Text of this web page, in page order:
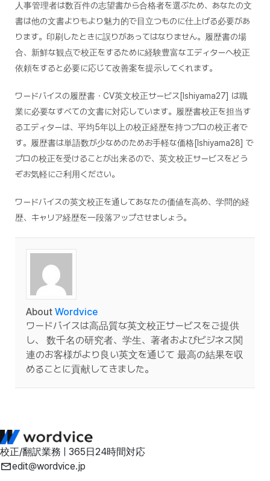
人事管理者は数百件の志望書から合格者を選ぶため、あなたの文
書は他の文書よりもより魅力的で目立つものに仕上げる必要があ
ります。印刷したときに誤りがあってはなりません。履歴書の場
合、新鮮な観点で校正をするために経験豊富なエディターへ校正
依頼をすると必要に応じて改善案を提示してくれます。
ワードバイスの履歴書・CV英文校正サービス[Ishiyama27] は職
業に必要なすべての文書に対応しています。履歴書校正を担当す
るエディターは、平均5年以上の校正経歴を持つプロの校正者で
す。履歴書は単語数が少なめのためお手軽な価格[Ishiyama28] で
プロの校正を受けることが出来るので、英文校正サービスをどう
ぞお気軽にご利用ください。
ワードバイスの英文校正を通してあなたの価値を高め、学問的経
歴、キャリア経歴を一段落アップさせましょう。
About Wordvice
ワードバイスは高品質な英文校正サービスをご提供
し、 数千名の研究者、学生、著者およびビジネス関
連のお客様がより良い英文を通じて 最高の結果を収
めることに貢献してきました。
校正/翻訳業務 | 365日24時間対応
edit@wordvice.jp